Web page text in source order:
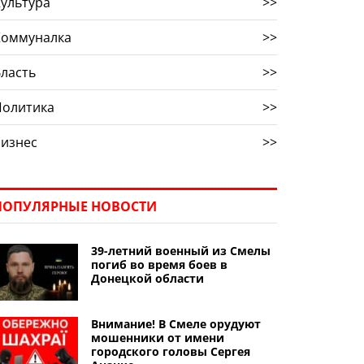
>>
>>
>>
>>
НОВОСТИ
39-летний военный из Смелы
погиб во время боев в
Донецкой области
Внимание! В Смеле орудуют
мошенники от имени
городского головы Сергея